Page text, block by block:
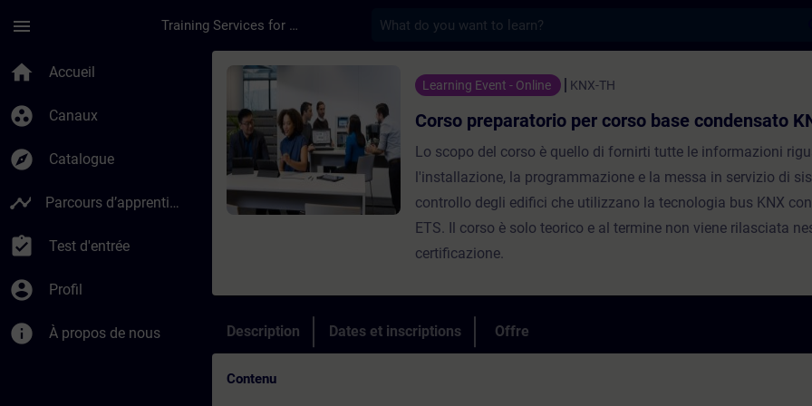
menu Training Services for Digital Industries
home Accueil
group_work Canaux
explore Catalogue
timeline Parcours d’apprentissage
assignment_turned_in Test d'entrée
account_circle Profil
info À propos de nous
Cours - Corso preparatorio per corso base condensato KNX
Learning Event - Online KNX-TH
Corso preparatorio per corso base condensato
Lo scopo del corso è quello di fornirti tutte le informazioni
l'installazione, la programmazione e la messa in servizio di
controllo degli edifici che utilizzano la tecnologia bus KNX
ETS. Il corso è solo teorico e al termine non viene rilasciata
certificazione.
Description Dates et inscriptions Offre
Contenu